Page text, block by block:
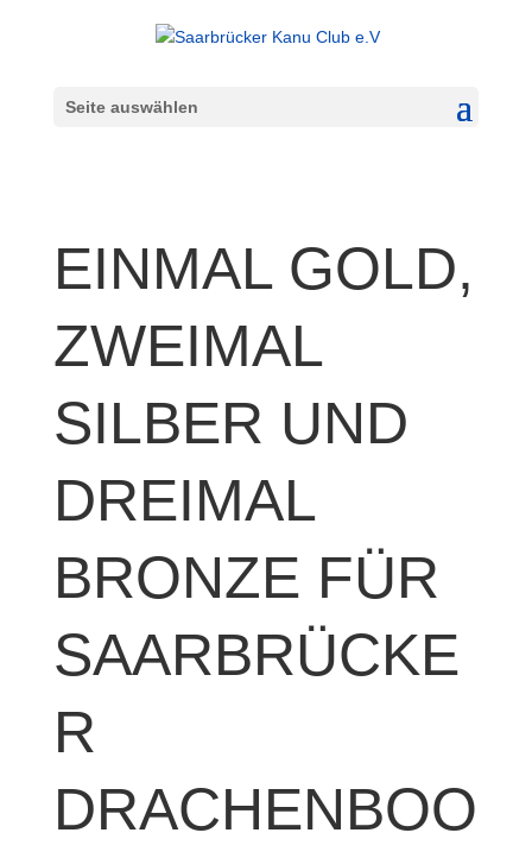
Seite auswählen
EINMAL GOLD,
ZWEIMAL
SILBER UND
DREIMAL
BRONZE FÜR
SAARBRÜCKE
R
DRACHENBOO